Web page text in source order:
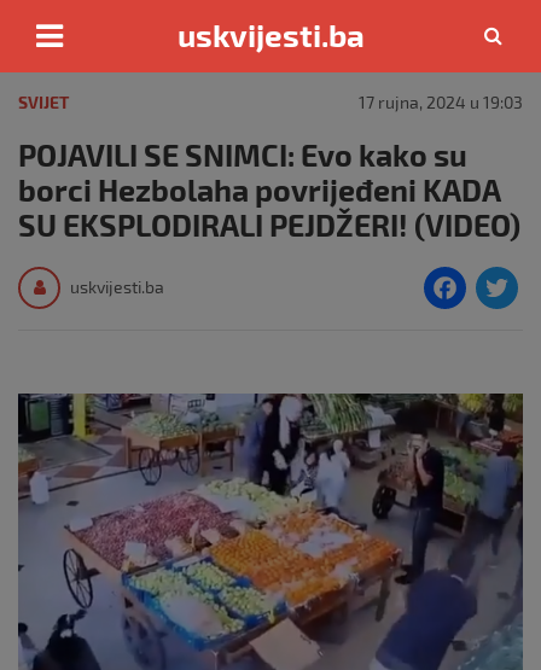
content
uskvijesti.ba
SVIJET 17 rujna, 2024 u 19:03
POJAVILI SE SNIMCI: Evo kako su
borci Hezbolaha povrijeđeni KADA
SU EKSPLODIRALI PEJDŽERI! (VIDEO)
uskvijesti.ba
F
e
b
o
o
k